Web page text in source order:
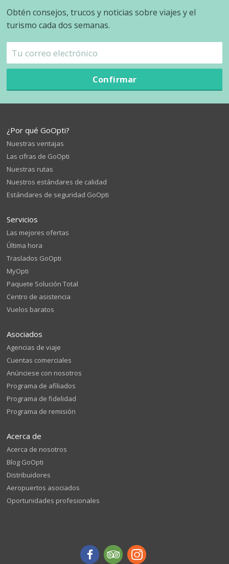
Obtén consejos, trucos y noticias sobre viajes y el
turismo cada dos semanas.
Confirmar
¿Por qué GoOpti?
Nuestras ventajas
Las cifras de GoOpti
Nuestras rutas
Nuestros estándares de calidad
Estándares de seguridad GoOpti
Servicios
Las mejores ofertas
Última hora
Traslados GoOpti
MyOpti
Paquete Solución Total
Centro de asistencia
Vuelos baratos
Asociados
Agencias de viaje
Cuentas comerciales
Anúnciese con nosotros
Programa de afiliados
Programa de fidelidad
Programa de remisión
Acerca de
Acerca de nosotros
Blog GoOpti
Distribuidores
Aeropuertos asociados
Oportunidades profesionales